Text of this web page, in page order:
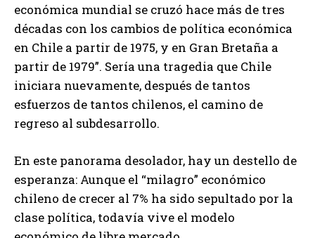
económica mundial se cruzó hace más de tres
décadas con los cambios de política económica
en Chile a partir de 1975, y en Gran Bretaña a
partir de 1979”. Sería una tragedia que Chile
iniciara nuevamente, después de tantos
esfuerzos de tantos chilenos, el camino de
regreso al subdesarrollo.
En este panorama desolador, hay un destello de
esperanza: Aunque el “milagro” económico
chileno de crecer al 7% ha sido sepultado por la
clase política, todavía vive el modelo